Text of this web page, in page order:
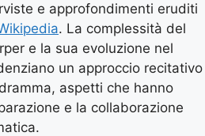
e approfondimenti eruditi
. La complessità del
e la sua evoluzione nel
un approccio recitativo
aspetti che hanno
e la collaborazione